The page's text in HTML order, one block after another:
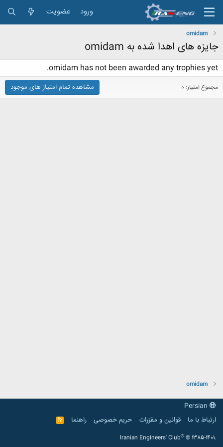
ورود عضویت
omidam
جایزه های اهدا شده به omidam
omidam has not been awarded any trophies yet.
مجموع امتیاز: 0 مشاهده تمام امتیاز های موجود
omidam
ارتباط با ما
قوانین و مقرّرات حریم خصوصی راهنما
R
S
Iranian Engineers' Club® © 1385-1401.